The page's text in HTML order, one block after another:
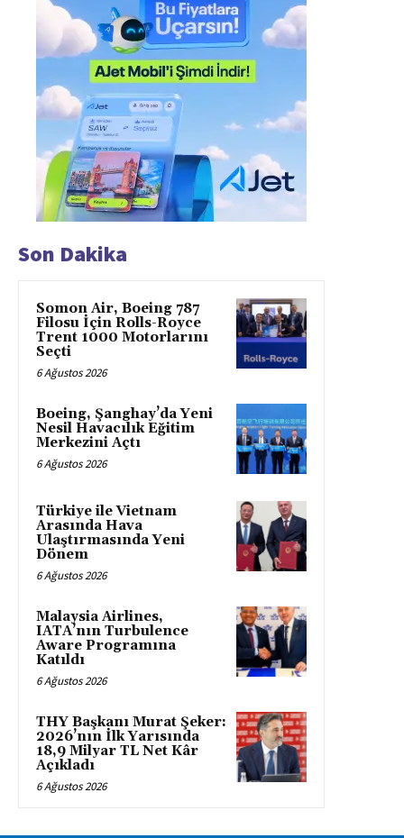
Son Dakika
Somon Air, Boeing 787
Filosu İçin Rolls-Royce
Trent 1000 Motorlarını
Seçti
6 Ağustos 2026
Boeing, Şanghay’da Yeni
Nesil Havacılık Eğitim
Merkezini Açtı
6 Ağustos 2026
Türkiye ile Vietnam
Arasında Hava
Ulaştırmasında Yeni
Dönem
6 Ağustos 2026
Malaysia Airlines,
IATA’nın Turbulence
Aware Programına
Katıldı
6 Ağustos 2026
THY Başkanı Murat Şeker:
2026’nın İlk Yarısında
18,9 Milyar TL Net Kâr
Açıkladı
6 Ağustos 2026